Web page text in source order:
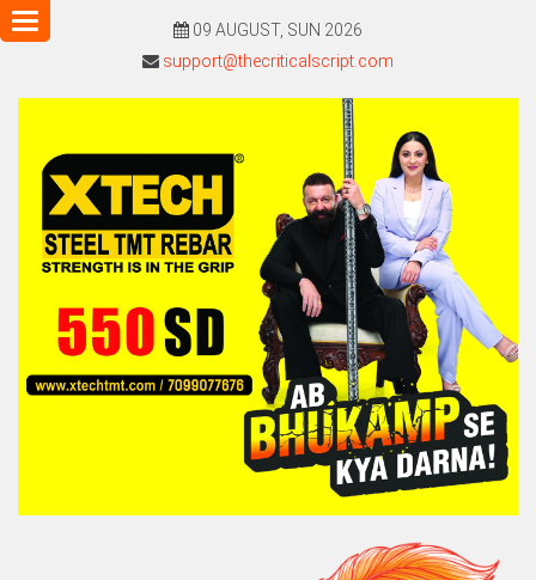
09 AUGUST, SUN 2026
support@thecriticalscript.com
Toggle
navigation